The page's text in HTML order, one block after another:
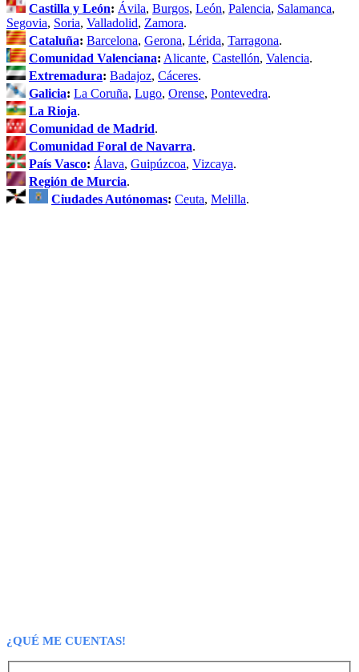
Castilla y León: Ávila, Burgos, León, Palencia, Salamanca,
Segovia, Soria, Valladolid, Zamora.
Cataluña: Barcelona, Gerona, Lérida, Tarragona.
Comunidad Valenciana: Alicante, Castellón, Valencia.
Extremadura: Badajoz, Cáceres.
Galicia: La Coruña, Lugo, Orense, Pontevedra.
La Rioja.
Comunidad de Madrid.
Comunidad Foral de Navarra.
País Vasco: Álava, Guipúzcoa, Vizcaya.
Región de Murcia.
Ciudades Autónomas: Ceuta, Melilla.
¿QUÉ ME CUENTAS!